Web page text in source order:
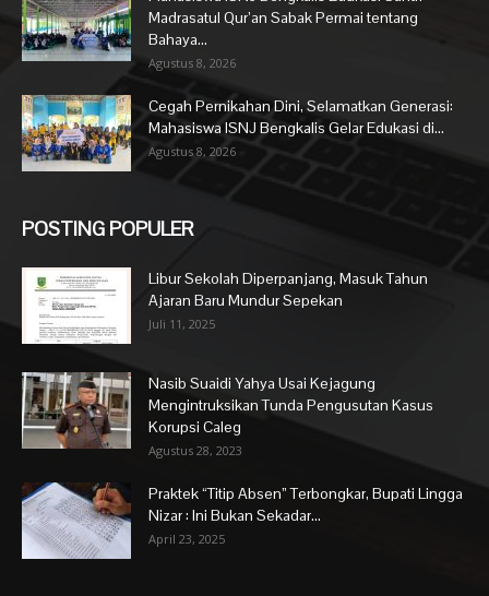
Madrasatul Qur’an Sabak Permai tentang
Bahaya...
Agustus 8, 2026
Cegah Pernikahan Dini, Selamatkan Generasi:
Mahasiswa ISNJ Bengkalis Gelar Edukasi di...
Agustus 8, 2026
POSTING POPULER
Libur Sekolah Diperpanjang, Masuk Tahun
Ajaran Baru Mundur Sepekan
Juli 11, 2025
Nasib Suaidi Yahya Usai Kejagung
Mengintruksikan Tunda Pengusutan Kasus
Korupsi Caleg
Agustus 28, 2023
Praktek “Titip Absen” Terbongkar, Bupati Lingga
Nizar : Ini Bukan Sekadar...
April 23, 2025